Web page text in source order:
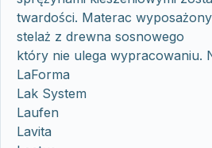
twardości. Materac
stelaż z drewna sosnowego
który nie ulega wypracowaniu.
LaForma
Lak System
Laufen
Lavita